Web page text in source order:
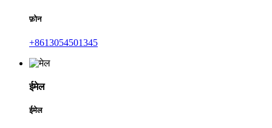
फ़ोन
+8613054501345
ईमेल
ईमेल